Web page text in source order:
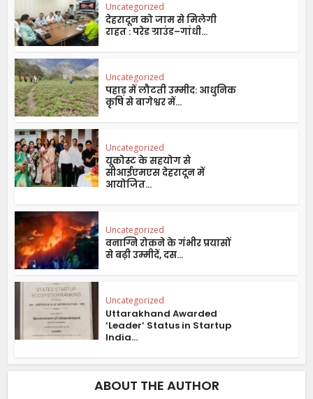
Uncategorized
देहरादून को जाम से मिलेगी
राहत : परेड ग्राउंड–गांधी...
Uncategorized
पहाड़ में लौटती उम्मीद: आधुनिक
कृषि से बागेश्वर में...
Uncategorized
यूकोस्ट के सहयोग से
सीआईएमएस देहरादून में
आयोजित...
Uncategorized
वनाग्नि रोकने के गंभीर प्रयासों
से बढ़ी उम्मीदें, दस...
Uncategorized
Uttarakhand Awarded
‘Leader’ Status in Startup
India...
ABOUT THE AUTHOR